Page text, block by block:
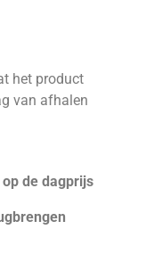
het product
van afhalen
de dagprijs